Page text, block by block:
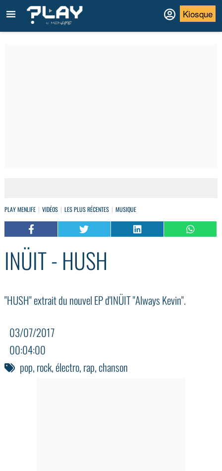
Kiosque
PLAY MENLIFE VIDÉOS LES PLUS RÉCENTES MUSIQUE
INÜIT - HUSH
"HUSH" extrait du nouvel EP d'INÜIT "Always Kevin".
03/07/2017
00:04:00
pop,rock,électro,rap,chanson